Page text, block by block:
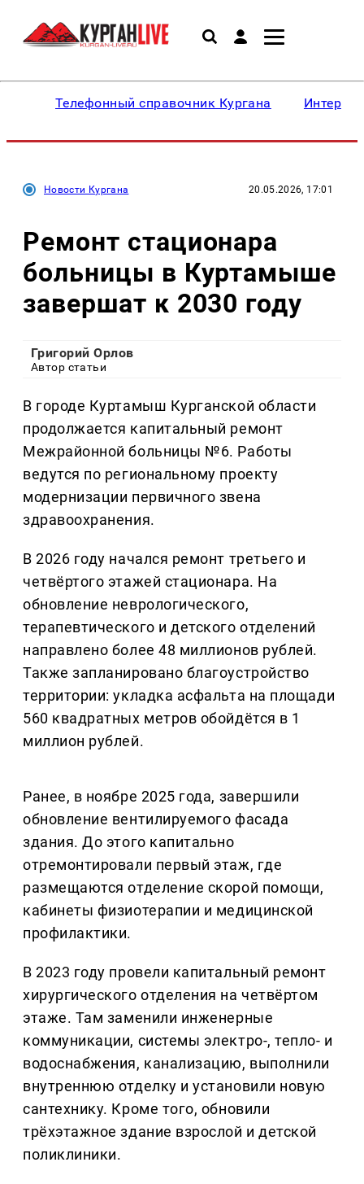
Телефонный справочник Кургана
Новости Кургана 20.05.2026, 17:01
Ремонт стационара
больницы в Куртамыше
завершат к 2030 году
Григорий Орлов
Автор статьи
В городе Куртамыш Курганской области
продолжается капитальный ремонт
Межрайонной больницы №6. Работы
ведутся по региональному проекту
модернизации первичного звена
здравоохранения.
В 2026 году начался ремонт третьего и
четвёртого этажей стационара. На
обновление неврологического,
терапевтического и детского отделений
направлено более 48 миллионов рублей.
Также запланировано благоустройство
территории: укладка асфальта на площади
560 квадратных метров обойдётся в 1
миллион рублей.
Ранее, в ноябре 2025 года, завершили
обновление вентилируемого фасада
здания. До этого капитально
отремонтировали первый этаж, где
размещаются отделение скорой помощи,
кабинеты физиотерапии и медицинской
профилактики.
В 2023 году провели капитальный ремонт
хирургического отделения на четвёртом
этаже. Там заменили инженерные
коммуникации, системы электро-, тепло- и
водоснабжения, канализацию, выполнили
внутреннюю отделку и установили новую
сантехнику. Кроме того, обновили
трёхэтажное здание взрослой и детской
поликлиники.